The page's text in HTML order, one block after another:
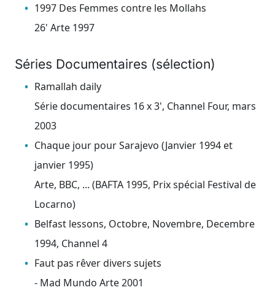
1997 Des Femmes contre les Mollahs
26' Arte 1997
Séries Documentaires (sélection)
Ramallah daily
Série documentaires 16 x 3', Channel Four, mars
2003
Chaque jour pour Sarajevo (Janvier 1994 et
janvier 1995)
Arte, BBC, ... (BAFTA 1995, Prix spécial Festival de
Locarno)
Belfast lessons, Octobre, Novembre, Decembre
1994, Channel 4
Faut pas rêver divers sujets
- Mad Mundo Arte 2001